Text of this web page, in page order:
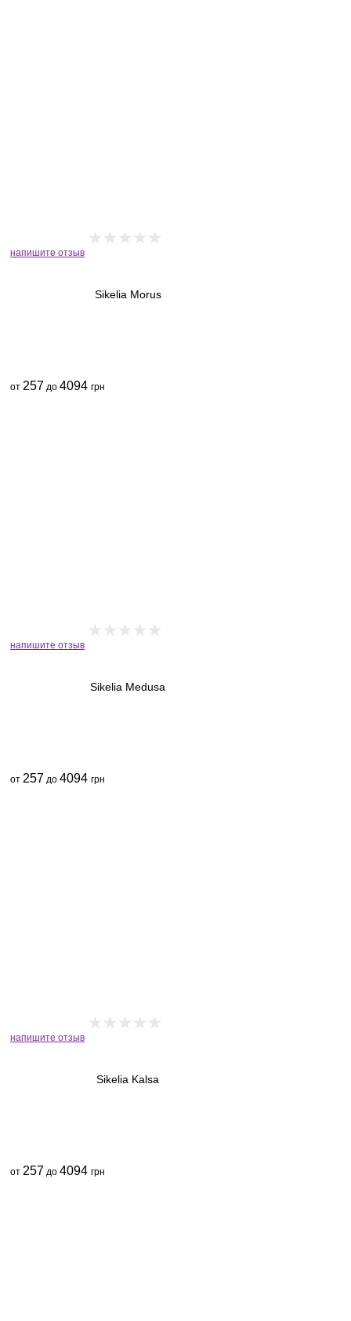
напишите отзыв
Sikelia Morus
от 257 до 4094 грн
напишите отзыв
Sikelia Medusa
от 257 до 4094 грн
напишите отзыв
Sikelia Kalsa
от 257 до 4094 грн